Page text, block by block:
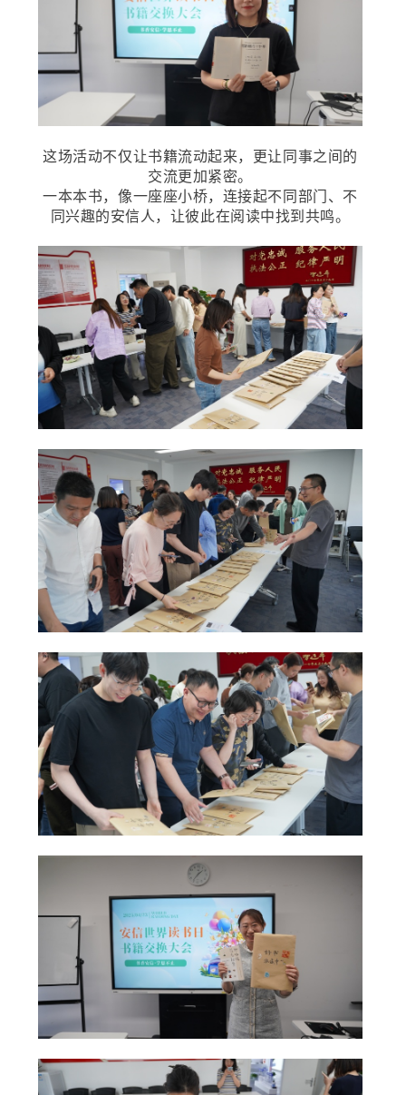
这场活动不仅让书籍流动起来，更让同事之间的
交流更加紧密。
一本本书，像一座座小桥，连接起不同部门、不
同兴趣的安信人，让彼此在阅读中找到共鸣。